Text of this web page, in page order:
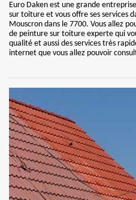
Euro Daken est une grande
sur toiture et vous offre ses services
Mouscron dans le 7700. Vous allez
de peinture sur toiture experte qui
qualité et aussi des services très
internet que vous allez pouvoir